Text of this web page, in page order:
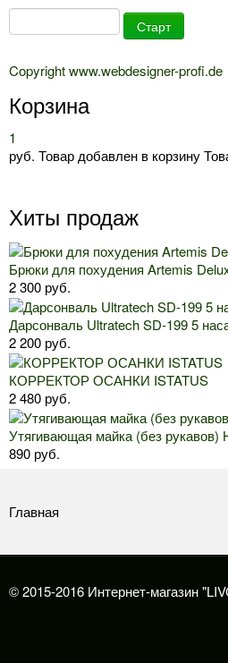
Copyright www.webdesigner-profi.de
Корзина
1
руб. Товар добавлен в корзину
Хиты продаж
Брюки для похудения Artemis
2 300 руб.
Дарсонваль Ultratech SD-199 5
2 200 руб.
КОРРЕКТОР ОСАНКИ ISTATUS
2 480 руб.
Утягивающая майка (без рукавов)
890 руб.
Главная
© 2015-2016 Интернет-магазин